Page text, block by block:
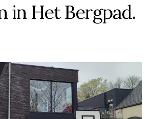
in Het Bergpad.